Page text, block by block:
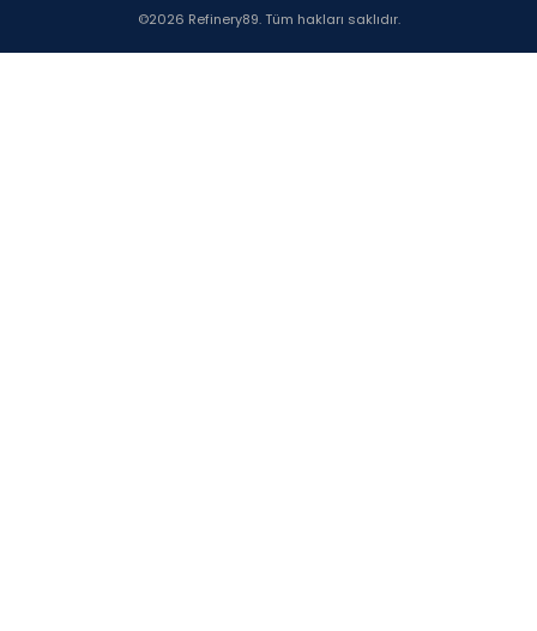
©2026 Refinery89. Tüm hakları saklıdır.